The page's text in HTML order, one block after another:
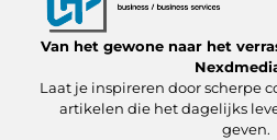
Van het gewone naar het
Laat je inspireren door scherpe
artikelen die het dagelijks
geven.